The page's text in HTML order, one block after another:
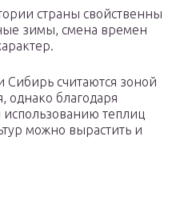
страны свойственны
зимы, смена времен
Сибирь считаются зоной
однако благодаря
теплиц
можно вырастить и